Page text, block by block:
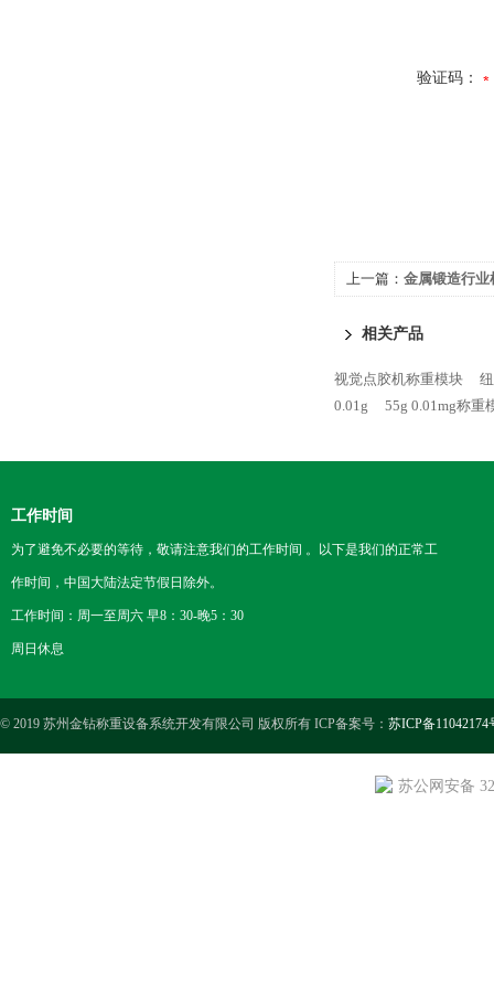
验证码：
上一篇： 金属锻造行业
相关产品
视觉点胶机称重模块
0.01g
55g 0.01mg称重
工作时间
为了避免不必要的等待，敬请注意我们的工作时间 。以下是我们的正常工
作时间，中国大陆法定节假日除外。
工作时间：周一至周六 早8：30-晚5：30
周日休息
© 2019 苏州金钻称重设备系统开发有限公司 版权所有 ICP备案号： 苏ICP备11042174
苏公网安备